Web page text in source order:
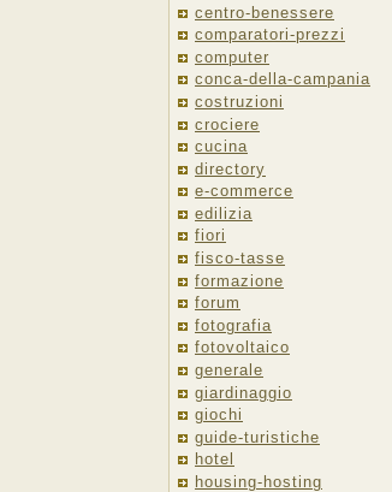
centro-benessere
comparatori-prezzi
computer
conca-della-campania
costruzioni
crociere
cucina
directory
e-commerce
edilizia
fiori
fisco-tasse
formazione
forum
fotografia
fotovoltaico
generale
giardinaggio
giochi
guide-turistiche
hotel
housing-hosting